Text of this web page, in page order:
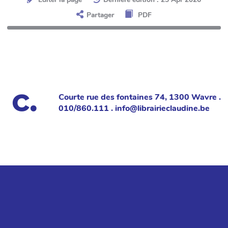
Partager
PDF
Courte rue des fontaines 74, 1300 Wavre .
010/860.111 . info@librairieclaudine.be